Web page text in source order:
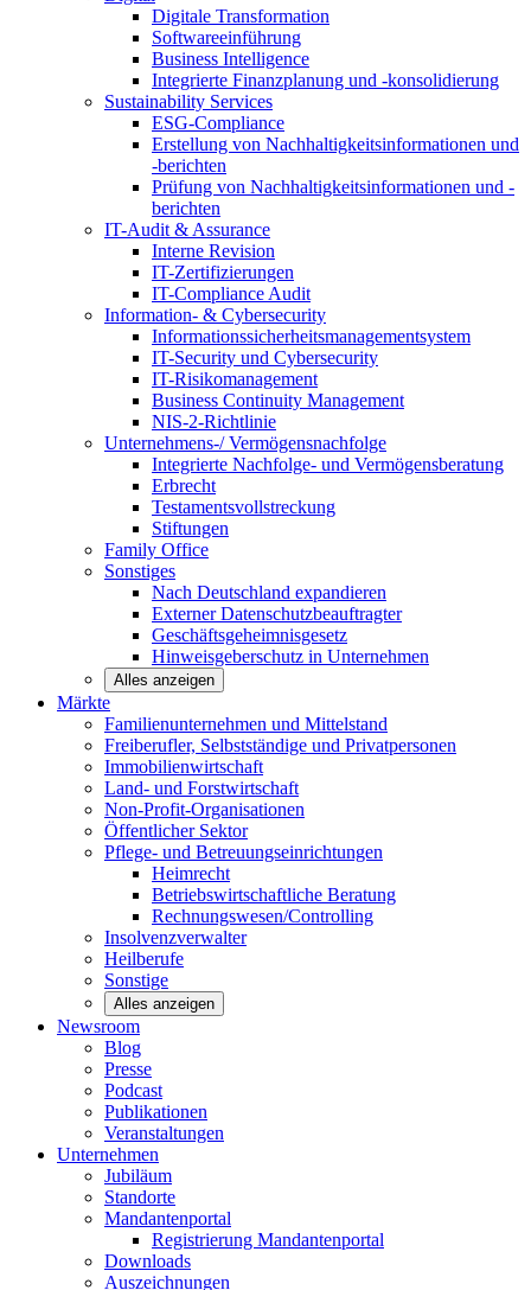
Digitale Transformation
Softwareeinführung
Business Intelligence
Integrierte Finanzplanung und -konsolidierung
Sustainability Services
ESG-Compliance
Erstellung von Nachhaltigkeitsinformationen und
-berichten
Prüfung von Nachhaltigkeitsinformationen und -
berichten
IT-Audit & Assurance
Interne Revision
IT-Zertifizierungen
IT-Compliance Audit
Information- & Cybersecurity
Informationssicherheitsmanagementsystem
IT-Security und Cybersecurity
IT-Risikomanagement
Business Continuity Management
NIS-2-Richtlinie
Unternehmens-/Vermögensnachfolge
Integrierte Nachfolge- und Vermögensberatung
Erbrecht
Testamentsvollstreckung
Stiftungen
Family Office
Sonstiges
Nach Deutschland expandieren
Externer Datenschutzbeauftragter
Geschäftsgeheimnisgesetz
Hinweisgeberschutz in Unternehmen
Alles anzeigen
Märkte
Familienunternehmen und Mittelstand
Freiberufler, Selbstständige und Privatpersonen
Immobilienwirtschaft
Land- und Forstwirtschaft
Non-Profit-Organisationen
Öffentlicher Sektor
Pflege- und Betreuungseinrichtungen
Heimrecht
Betriebswirtschaftliche Beratung
Rechnungswesen/Controlling
Insolvenzverwalter
Heilberufe
Sonstige
Alles anzeigen
Newsroom
Blog
Presse
Podcast
Publikationen
Veranstaltungen
Unternehmen
Jubiläum
Standorte
Mandantenportal
Registrierung Mandantenportal
Downloads
Auszeichnungen